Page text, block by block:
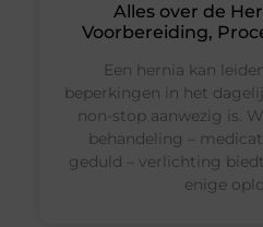
Alles over de
Voorbereiding,
Een hernia kan
beperkingen in het
non-stop aanwezig is.
behandeling –
geduld – verlichting
enige